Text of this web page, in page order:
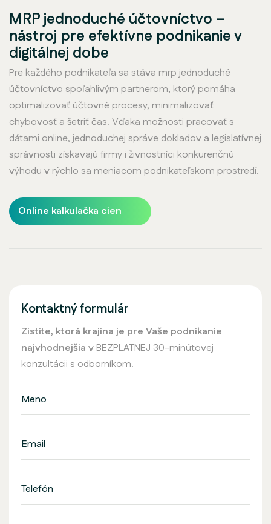
MRP jednoduché účtovníctvo –
nástroj pre efektívne podnikanie v
digitálnej dobe
Pre každého podnikateľa sa stáva mrp jednoduché
účtovníctvo spoľahlivým partnerom, ktorý pomáha
optimalizovať účtovné procesy, minimalizovať
chybovosť a šetriť čas. Vďaka možnosti pracovať s
dátami online, jednoduchej správe dokladov a legislatívnej
správnosti získavajú firmy i živnostníci konkurenčnú
výhodu v rýchlo sa meniacom podnikateľskom prostredí.
Online kalkulačka cien
Kontaktný formulár
Zistite, ktorá krajina je pre Vaše podnikanie
najvhodnejšia v BEZPLATNEJ 30-minútovej
konzultácii s odborníkom.